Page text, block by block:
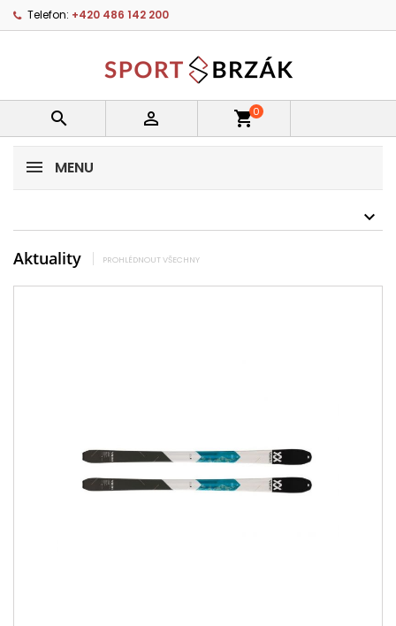
Telefon: +420 486 142 200
  shopping_cart0
MENU
Aktuality PROHLÉDNOUT VŠECHNY